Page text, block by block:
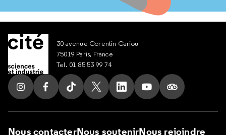
30 avenue Corentin Cariou
75019 Paris, France
Tel. 01 85 53 99 74
Suivez nous sur Instagram
Suivez nous sur Facebook
Suivez nous sur Tik Tok
Suivez nous sur X
Suivez nous sur LinkedIn
Suivez nous sur
Suivez nous
Nous contacterNous soutenirNous rejoindre